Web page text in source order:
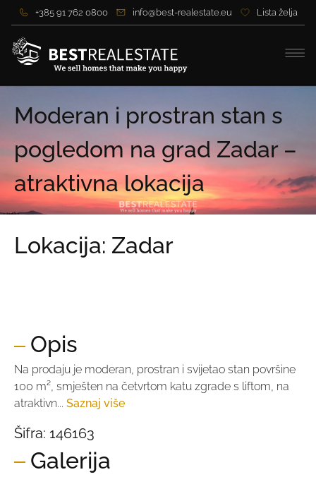
+385 91 762 0800 info@best-realestate.eu Lista želja
Moderan i prostran stan s
pogledom na grad Zadar –
atraktivna lokacija
Lokacija: Zadar
Opis
Na prodaju je moderan, prostran i svijetao stan površine
100 m², smješten na četvrtom katu zgrade s liftom, na
atraktivn... Saznaj više
Šifra: 146163
Galerija